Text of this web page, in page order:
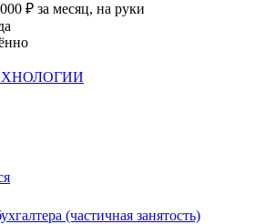
₽ за месяц, на руки
(частичная занятость)